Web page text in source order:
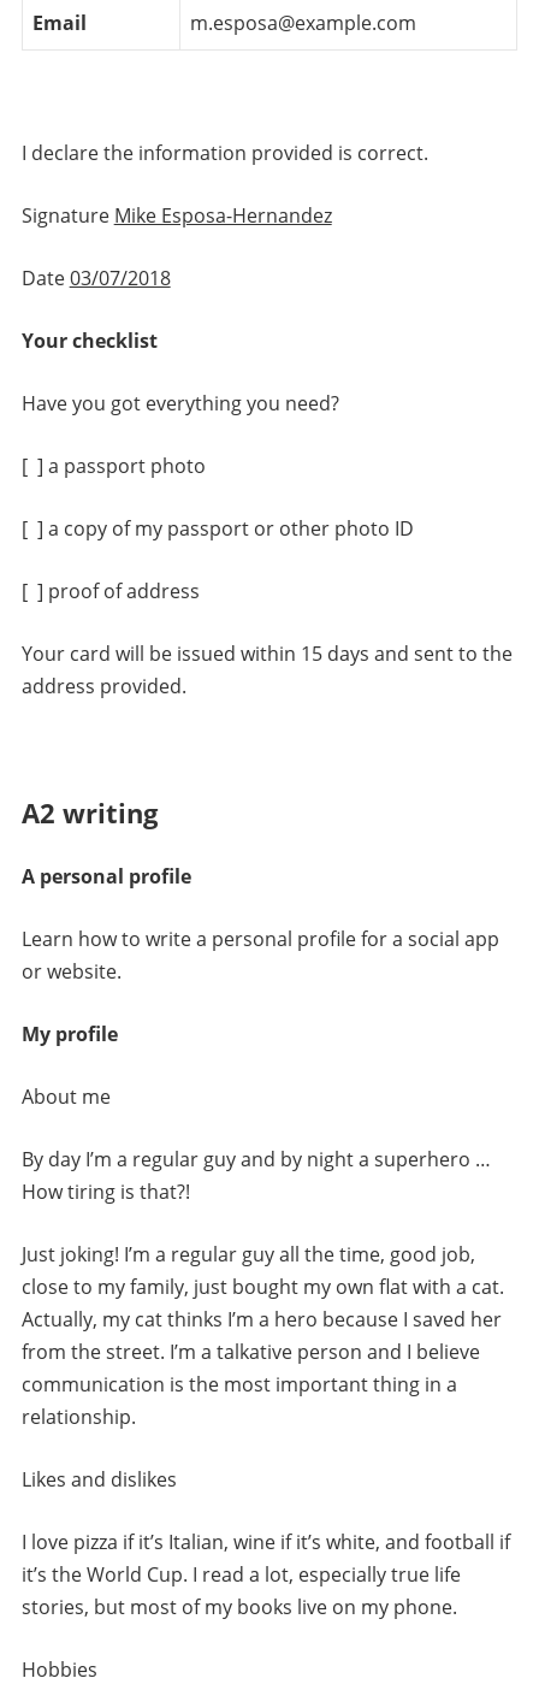
Email
m.esposa@example.com
I declare the information provided is correct.
Signature Mike Esposa-Hernandez
Date03/07/2018
Your checklist
Have you got everything you need?
[ ] a passport photo
[ ] a copy of my passport or other photo ID
[ ] proof of address
Your card will be issued within 15 days and sent to the
address provided.
A2 writing
A personal profile
Learn how to write a personal profile for a social app
or website.
My profile
About me
By day I’m a regular guy and by night a superhero …
How tiring is that?!
Just joking! I’m a regular guy all the time, good job,
close to my family, just bought my own flat with a cat.
Actually, my cat thinks I’m a hero because I saved her
from the street. I’m a talkative person and I believe
communication is the most important thing in a
relationship.
Likes and dislikes
I love pizza if it’s Italian, wine if it’s white, and football if
it’s the World Cup. I read a lot, especially true life
stories, but most of my books live on my phone.
Hobbies